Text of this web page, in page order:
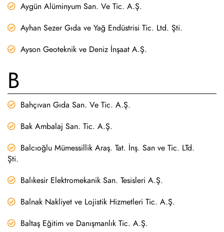
Aygün Alüminyum San. Ve Tic. A.Ş.
Ayhan Sezer Gıda ve Yağ Endüstrisi Tic. Ltd. Şti.
Ayson Geoteknik ve Deniz İnşaat A.Ş.
B
Bahçıvan Gıda San. Ve Tic. A.Ş.
Bak Ambalaj San. Tic. A.Ş.
Balcıoğlu Mümessillik Araş. Tat. İnş. San ve Tic. LTd.
Şti.
Balıkesir Elektromekanik San. Tesisleri A.Ş.
Balnak Nakliyet ve Lojistik Hizmetleri Tic. A.Ş.
Baltaş Eğitim ve Danışmanlık Tic. A.Ş.